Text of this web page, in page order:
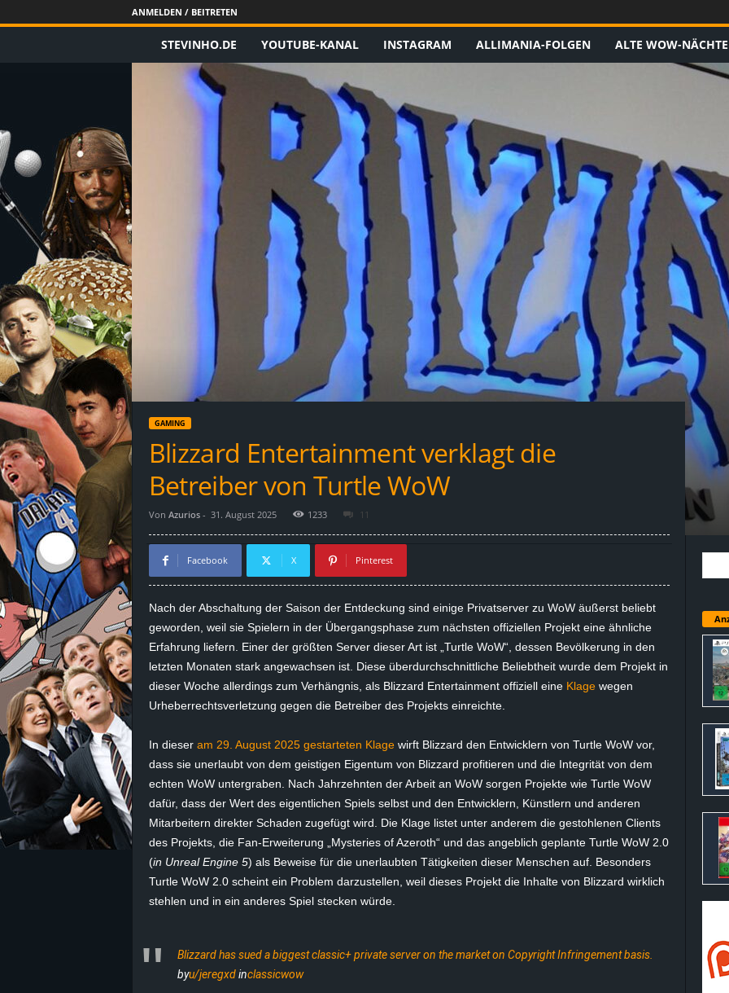
ANMELDEN / BEITRETEN
e
E
i
n
s
g
z
e
c
h
STEVINHO.DE YOUTUBE-KANAL INSTAGRAM ALLIMANIA-FOLGEN ALTE WOW-NÄCHTE
GAMING
Blizzard Entertainment verklagt die
Betreiber von Turtle WoW
Von Azurios- 31. August 2025 1233 11
Facebook X Pinterest
Nach der Abschaltung der Saison der Entdeckung sind einige Privatserver zu WoW äußerst beliebt
geworden, weil sie Spielern in der Übergangsphase zum nächsten offiziellen Projekt eine ähnliche
Erfahrung liefern. Einer der größten Server dieser Art ist „Turtle WoW“, dessen Bevölkerung in den
letzten Monaten stark angewachsen ist. Diese überdurchschnittliche Beliebtheit wurde dem Projekt in
dieser Woche allerdings zum Verhängnis, als Blizzard Entertainment offiziell eine Klagewegen
Urheberrechtsverletzung gegen die Betreiber des Projekts einreichte.
In dieseram 29. August 2025 gestarteten Klagewirft Blizzard den Entwicklern von Turtle WoW vor,
dass sie unerlaubt von dem geistigen Eigentum von Blizzard profitieren und die Integrität von dem
echten WoW untergraben. Nach Jahrzehnten der Arbeit an WoW sorgen Projekte wie Turtle WoW
dafür, dass der Wert des eigentlichen Spiels selbst und den Entwicklern, Künstlern und anderen
Mitarbeitern direkter Schaden zugefügt wird. Die Klage listet unter anderem die gestohlenen Clients
des Projekts, die Fan-Erweiterung „Mysteries of Azeroth“ und das angeblich geplante Turtle WoW 2.0
(in Unreal Engine 5) als Beweise für die unerlaubten Tätigkeiten dieser Menschen auf. Besonders
Turtle WoW 2.0 scheint ein Problem darzustellen, weil dieses Projekt die Inhalte von Blizzard wirklich
stehlen und in ein anderes Spiel stecken würde.
Blizzard has sued a biggest classic+ private server on the market on Copyright Infringement basis.
byu/jeregxdinclassicwow